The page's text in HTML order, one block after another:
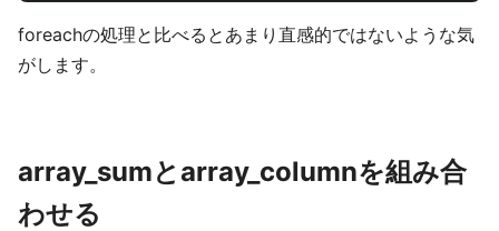
foreachの処理と比べるとあまり直感的ではないような気
がします。
array_sumとarray_columnを組み合
わせる